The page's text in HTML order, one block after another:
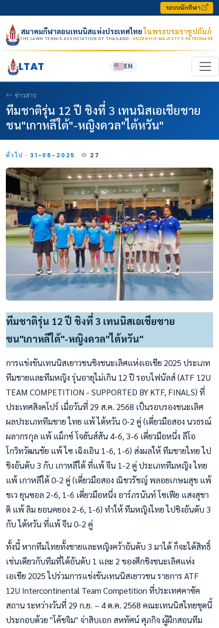
ระบบนักกีฬา
สมาคมกีฬาลอนเทนนิสแห่งประเทศไทยในพระบรมราชูปถัมภ์
THE LAWN TENNIS ASSOCIATION OF THAILAND · UNDER HIS MAJESTY’S PATRONAGE
LTAT EN
ข่าวสาร
ทีมชาติรุ่น 12 ปี ชิงที่ 3 เทนนิสเอเชียชาย
ชน"เกาหลีใต้"-หญิงดวล"ไต้หวัน"
ทั่วไป · 31-08-2025 27
ทีมชาติรุ่น 12 ปี ชิงที่ 3 เทนนิสเอเชียชาย
ชน"เกาหลีใต้"-หญิงดวล"ไต้หวัน"
การแข่งขันเทนนิสเยาวชนชิงชนะเลิศแห่งเอเชีย 2025 ประเภท
ทีมชายและทีมหญิง รุ่นอายุไม่เกิน 12 ปี รอบไฟนัลส์ (ATF 12U
TEAM COMPETITION - SUPPORTED BY KTF, FINALS) ที่
ประเทศสิงคโปร์ เมื่อวันที่ 29 ส.ค. 2568 เป็นรอบรองชนะเลิศ
ผลประเภททีมชาย ไทย แพ้ ไต้หวัน 0-2 คู่ (เดี่ยวมือสอง นวธรณ์
ผลากรกุล แพ้ แม็กซ์ โจฮันส์สัน 4-6, 3-6 เดี่ยวมือหนึ่ง ลีโอ
โกวิทวัฒนชัย แพ้ ไซ เฉิงเอิน 1-6, 1-6) ส่งผลให้ ทีมชายไทย ไป
ชิงอันดับ 3 กับ เกาหลีใต้ ที่แพ้ จีน 1-2 คู่ ประเภททีมหญิง ไทย
แพ้ เกาหลีใต้ 0-2 คู่ (เดี่ยวมือสอง ณิชวรัชญ์ พลอยเกษมสุข แพ้
ชเว ยุนซอล 2-6, 1-6 เดี่ยวมือหนึ่ง อาร์ภรนันท์ โซเฟีย แสงสุชา
ติ แพ้ ลิม ยอนคยอง 2-6, 1-6) ทำให้ ทีมหญิงไทย ไปชิงอันดับ 3
กับ ไต้หวัน ที่แพ้ จีน 0-2 คู่
ทั้งนี้ หากทีมไทยทั้งชายและหญิงคว้าอันดับ 3 มาได้ ก็จะได้สิทธิ์
เช่นเดียวกับทีมที่ได้อันดับ 1 และ 2 ของศึกชิงชนะเลิศแห่ง
เอเชีย 2025 ไปร่วมการแข่งขันเทนนิสเยาวชน รายการ ATF
12U Intercontinental Team Competition ที่ประเทศคาซัค
สถาน ระหว่างวันที่ 29 ก.ย. – 4 ต.ค. 2568 คณะเทนนิสไทยชุดนี้
ประกอบด้วย "โค้ชจิม" จ่าสิบเอก สหทัศน์ ศุภกิจ ผู้ฝึกสอนทีม